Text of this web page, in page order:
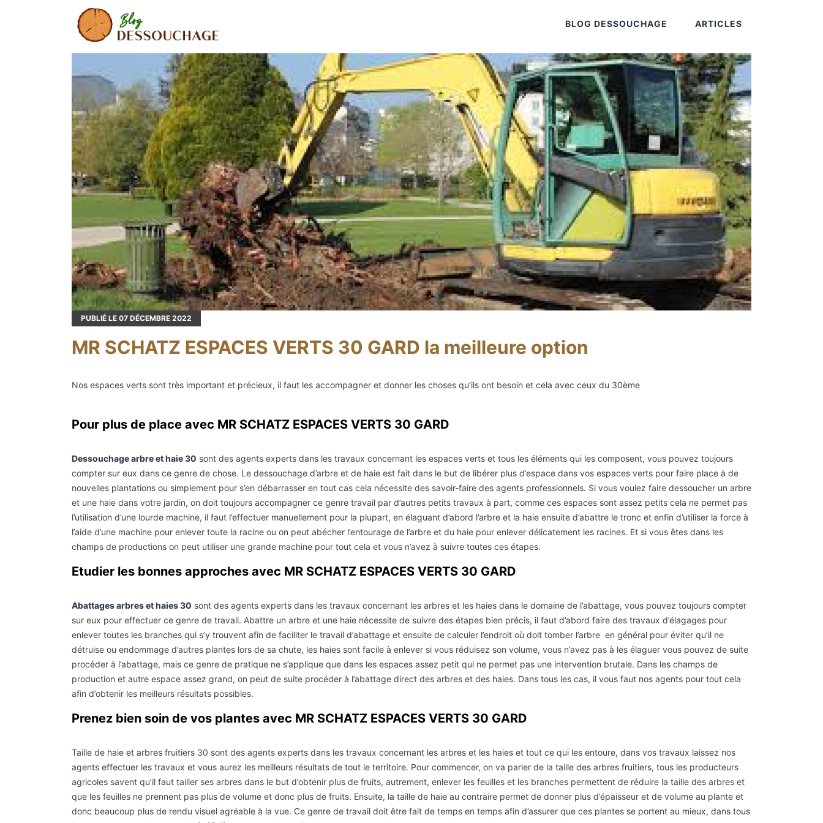
BLOG DESSOUCHAGE ARTICLES
PUBLIÉ LE 07 DÉCEMBRE 2022
MR SCHATZ ESPACES VERTS 30 GARD la meilleure option
Nos espaces verts sont très important et précieux, il faut les accompagner et donner les choses qu’ils ont besoin et cela avec ceux du 30ème
Pour plus de place avec MR SCHATZ ESPACES VERTS 30 GARD
Dessouchage arbre et haie 30 sont des agents experts dans les travaux concernant les espaces verts et tous les éléments qui les composent, vous pouvez toujours
compter sur eux dans ce genre de chose. Le dessouchage d’arbre et de haie est fait dans le but de libérer plus d’espace dans vos espaces verts pour faire place à de
nouvelles plantations ou simplement pour s’en débarrasser en tout cas cela nécessite des savoir-faire des agents professionnels. Si vous voulez faire dessoucher un arbre
et une haie dans votre jardin, on doit toujours accompagner ce genre travail par d’autres petits travaux à part, comme ces espaces sont assez petits cela ne permet pas
l’utilisation d’une lourde machine, il faut l’effectuer manuellement pour la plupart, en élaguant d’abord l’arbre et la haie ensuite d’abattre le tronc et enfin d’utiliser la force à
l’aide d’une machine pour enlever toute la racine ou on peut abécher l’entourage de l’arbre et du haie pour enlever délicatement les racines. Et si vous êtes dans les
champs de productions on peut utiliser une grande machine pour tout cela et vous n’avez à suivre toutes ces étapes.
Etudier les bonnes approches avec MR SCHATZ ESPACES VERTS 30 GARD
Abattages arbres et haies 30 sont des agents experts dans les travaux concernant les arbres et les haies dans le domaine de l’abattage, vous pouvez toujours compter
sur eux pour effectuer ce genre de travail. Abattre un arbre et une haie nécessite de suivre des étapes bien précis, il faut d’abord faire des travaux d’élagages pour
enlever toutes les branches qui s’y trouvent afin de faciliter le travail d’abattage et ensuite de calculer l’endroit où doit tomber l’arbre en général pour éviter qu’il ne
détruise ou endommage d’autres plantes lors de sa chute, les haies sont facile à enlever si vous réduisez son volume, vous n’avez pas à les élaguer vous pouvez de suite
procéder à l’abattage, mais ce genre de pratique ne s’applique que dans les espaces assez petit qui ne permet pas une intervention brutale. Dans les champs de
production et autre espace assez grand, on peut de suite procéder à l’abattage direct des arbres et des haies. Dans tous les cas, il vous faut nos agents pour tout cela
afin d’obtenir les meilleurs résultats possibles.
Prenez bien soin de vos plantes avec MR SCHATZ ESPACES VERTS 30 GARD
Taille de haie et arbres fruitiers 30 sont des agents experts dans les travaux concernant les arbres et les haies et tout ce qui les entoure, dans vos travaux laissez nos
agents effectuer les travaux et vous aurez les meilleurs résultats de tout le territoire. Pour commencer, on va parler de la taille des arbres fruitiers, tous les producteurs
agricoles savent qu’il faut tailler ses arbres dans le but d’obtenir plus de fruits, autrement, enlever les feuilles et les branches permettent de réduire la taille des arbres et
que les feuilles ne prennent pas plus de volume et donc plus de fruits. Ensuite, la taille de haie au contraire permet de donner plus d’épaisseur et de volume au plante et
donc beaucoup plus de rendu visuel agréable à la vue. Ce genre de travail doit être fait de temps en temps afin d’assurer que ces plantes se portent au mieux, dans tous